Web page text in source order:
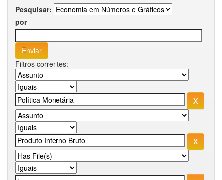
Pesquisar:
por
Filtros correntes: